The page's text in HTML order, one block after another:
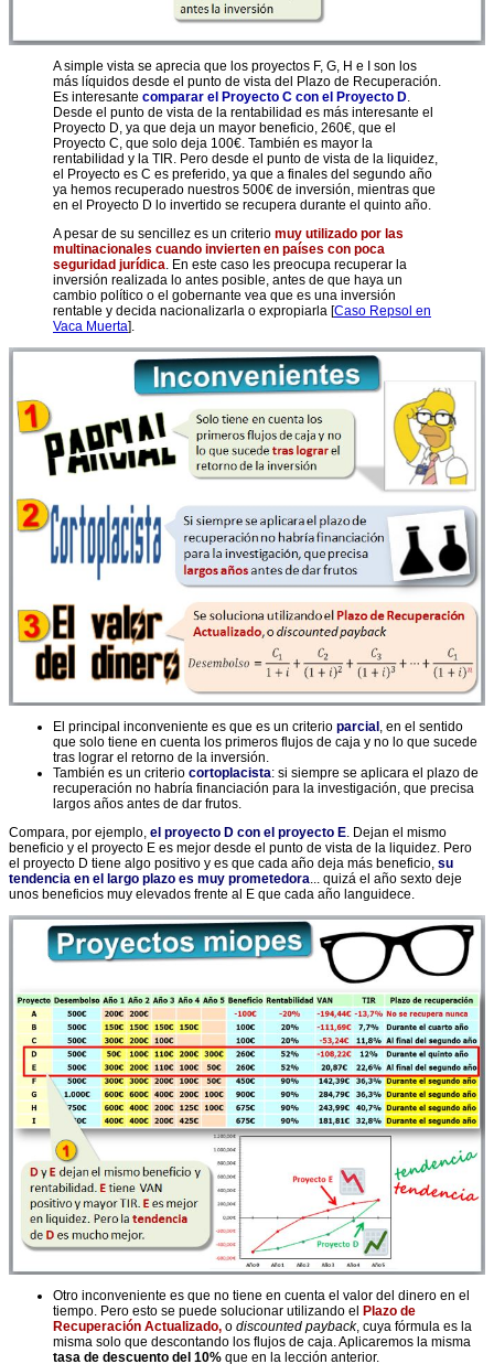
A simple vista se aprecia que los proyectos F, G, H e I son los
más líquidos desde el punto de vista del Plazo de Recuperación.
Es interesante comparar el Proyecto C con el Proyecto D
Desde el punto de vista de la rentabilidad es más interesante el
Proyecto D, ya que deja un mayor beneficio, 260€, que el
Proyecto C, que solo deja 100€. También es mayor la
rentabilidad y la TIR. Pero desde el punto de vista de la liquidez,
el Proyecto es C es preferido, ya que a finales del segundo año
ya hemos recuperado nuestros 500€ de inversión, mientras que
en el Proyecto D lo invertido se recupera durante el quinto año.
A pesar de su sencillez es un criterio muy utilizado por las
multinacionales cuando invierten en países con poca
seguridad jurídica . En este caso les preocupa recuperar la
inversión realizada lo antes posible, antes de que haya un
cambio político o el gobernante vea que es una inversión
rentable y decida nacionalizarla o expropiarla [Caso Repsol en
Vaca Muerta].
El principal inconveniente es que es un criterio parcial , en el sentido
que solo tiene en cuenta los primeros flujos de caja y no lo que sucede
tras lograr el retorno de la inversión.
También es un criterio cortoplacista: si siempre se aplicara el plazo de
recuperación no habría financiación para la investigación, que precisa
largos años antes de dar frutos.
Compara, por ejemplo, el proyecto D con el proyecto E. Dejan el mismo
beneficio y el proyecto E es mejor desde el punto de vista de la liquidez. Pero
el proyecto D tiene algo positivo y es que cada año deja más beneficio, su
tendencia en el largo plazo es muy prometedora... quizá el año sexto deje
unos beneficios muy elevados frente al E que cada año languidece.
Otro inconveniente es que no tiene en cuenta el valor del dinero en el
tiempo. Pero esto se puede solucionar utilizando el Plazo de
Recuperación Actualizado, o discounted payback, cuya fórmula es la
misma solo que descontando los flujos de caja. Aplicaremos la misma
tasa de descuento del 10% que en la lección anterior.